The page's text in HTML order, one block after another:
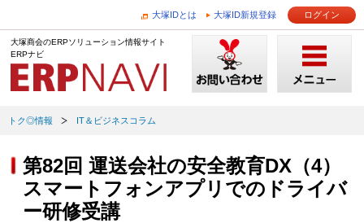
大塚IDとは 大塚ID新規登録 ログイン
大塚商会のERPソリューション情報サイト
ERPナビ
トク◎情報 IT＆ビジネスコラム
第82回 運送会社の安全教育DX（4）
スマートフォンアプリでのドライバ
ー研修受講